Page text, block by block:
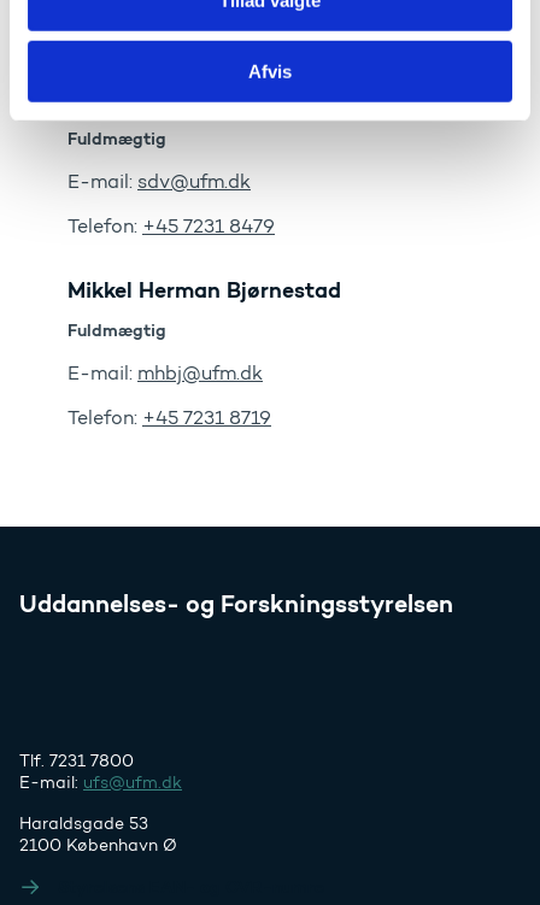
Afvis
Sidsel Dorthea Vedel
Fuldmægtig
E-mail: sdv@ufm.dk
Telefon: +45 7231 8479
Mikkel Herman Bjørnestad
Fuldmægtig
E-mail: mhbj@ufm.dk
Telefon: +45 7231 8719
Uddannelses- og Forskningsstyrelsen
Tlf. 7231 7800
E-mail: ufs@ufm.dk
Haraldsgade 53
2100 København Ø